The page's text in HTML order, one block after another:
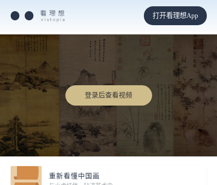
打开看理想App
登录后查看视频
重新看懂中国画